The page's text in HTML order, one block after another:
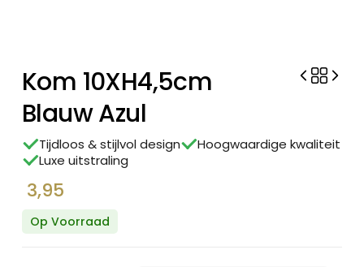
Kom 10XH4,5cm
Blauw Azul
Tijdloos & stijlvol design
Hoogwaardige kwaliteit
Luxe uitstraling
3,95
Op Voorraad